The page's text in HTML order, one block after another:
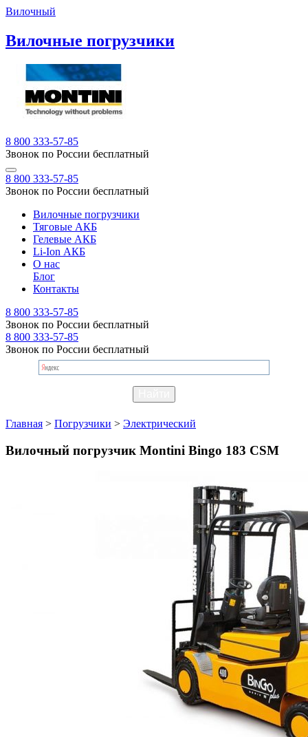
Вилочный
Вилочные погрузчики
8 800 333-57-85
Звонок по России бесплатный
8 800 333-57-85
Звонок по России бесплатный
Вилочные погрузчики
Тяговые АКБ
Гелевые АКБ
Li-Ion АКБ
О нас
Блог
Контакты
8 800 333-57-85
Звонок по России бесплатный
8 800 333-57-85
Звонок по России бесплатный
Главная > Погрузчики > Электрический
Вилочный погрузчик Montini Bingo 183 CSM